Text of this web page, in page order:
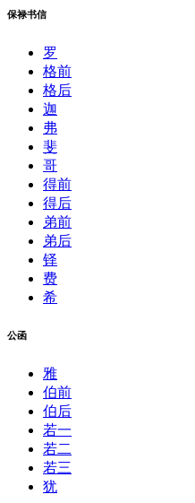
保禄书信
罗
格前
格后
迦
弗
斐
哥
得前
得后
弟前
弟后
铎
费
希
公函
雅
伯前
伯后
若一
若二
若三
犹